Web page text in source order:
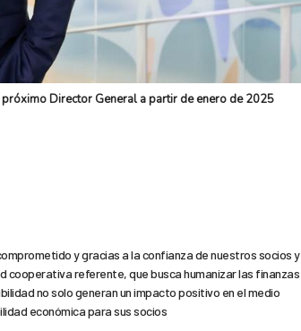
Director General a partir de enero de 2025
y gracias a la confianza de nuestros socios y
cooperativa referente, que busca humanizar las finanzas
no solo generan un impacto positivo en el medio
económica para sus socios